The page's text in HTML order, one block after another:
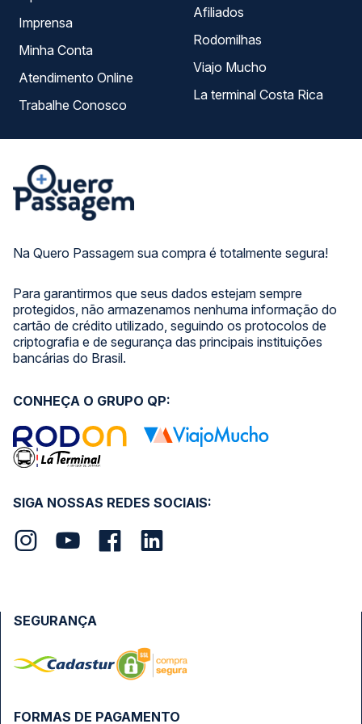
Na Quero Passagem sua compra é totalmente segura!
Para garantirmos que seus dados estejam sempre
protegidos, não armazenamos nenhuma informação do
cartão de crédito utilizado, seguindo os protocolos de
criptografia e de segurança das principais instituições
bancárias do Brasil.
Imprensa
Minha Conta
Atendimento Online
Trabalhe Conosco
Afiliados
Rodomilhas
Viajo Mucho
La terminal Costa Rica
SIGA NOSSAS REDES SOCIAIS:
CONHEÇA O GRUPO QP:
FORMAS DE PAGAMENTO
SEGURANÇA